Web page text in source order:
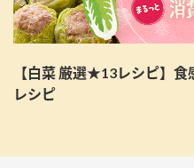
【白菜 厳選★13レシピ】
レシピ